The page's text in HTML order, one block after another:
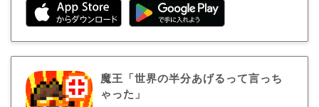
魔王「世界の半分あげるって言っち
ゃった」